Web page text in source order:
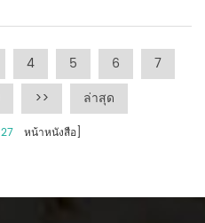
4 5 6
7
>> ล่าสุด
27หน้าหนังสือ]